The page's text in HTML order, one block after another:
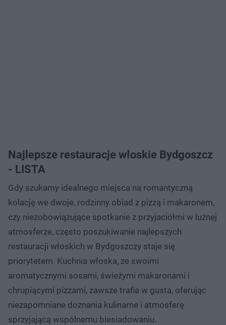
Najlepsze restauracje włoskie Bydgoszcz
- LISTA
Gdy szukamy idealnego miejsca na romantyczną
kolację we dwoje, rodzinny obiad z pizzą i makaronem,
czy niezobowiązujące spotkanie z przyjaciółmi w luźnej
atmosferze, często poszukiwanie najlepszych
restauracji włoskich w Bydgoszczy staje się
priorytetem. Kuchnia włoska, ze swoimi
aromatycznymi sosami, świeżymi makaronami i
chrupiącymi pizzami, zawsze trafia w gusta, oferując
niezapomniane doznania kulinarne i atmosferę
sprzyjającą wspólnemu biesiadowaniu.